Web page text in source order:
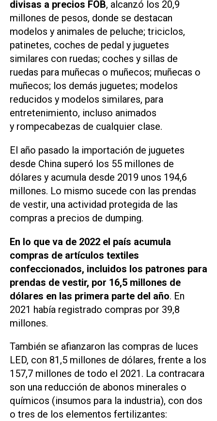
divisas a precios FOB, alcanzó los 20,9
millones de pesos, donde se destacan
modelos y animales de peluche; triciclos,
patinetes, coches de pedal y juguetes
similares con ruedas; coches y sillas de
ruedas para muñecas o muñecos; muñecas o
muñecos; los demás juguetes; modelos
reducidos y modelos similares, para
entretenimiento, incluso animados
y rompecabezas de cualquier clase.
El año pasado la importación de juguetes
desde China superó los 55 millones de
dólares y acumula desde 2019 unos 194,6
millones. Lo mismo sucede con las prendas
de vestir, una actividad protegida de las
compras a precios de dumping.
En lo que va de 2022 el país acumula
compras de artículos textiles
confeccionados, incluidos los patrones para
prendas de vestir, por 16,5 millones de
dólares en las primera parte del año. En
2021 había registrado compras por 39,8
millones.
También se afianzaron las compras de luces
LED, con 81,5 millones de dólares, frente a los
157,7 millones de todo el 2021. La contracara
son una reducción de abonos minerales o
químicos (insumos para la industria), con dos
o tres de los elementos fertilizantes: